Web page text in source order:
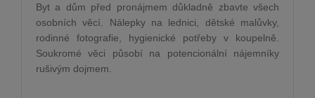
Byt a dům před pronájmem důkladně zbavte všech
osobních věcí. Nálepky na lednici, dětské malůvky,
rodinné fotografie, hygienické potřeby v koupelně.
Soukromé věci působí na potencionální nájemníky
rušivým dojmem.